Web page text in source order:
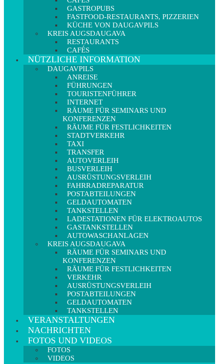
GASTROPUBS
FASTFOOD-RESTAURANTS, PIZZERIEN
KÜCHE VON DAUGAVPILS
KREIS AUGSDAUGAVA
RESTAURANTS
CAFÉS
NÜTZLICHE INFORMATION
DAUGAVPILS
ANREISE
FÜHRUNGEN
TOURISTENFÜHRER
INTERNET
RÄUME FÜR SEMINARS UND
KONFERENZEN
RÄUME FÜR FESTLICHKEITEN
STADTVERKEHR
TAXI
TRANSFER
AUTOVERLEIH
BUSVERLEIH
AUSRÜSTUNGSVERLEIH
FAHRRADREPARATUR
POSTABTEILUNGEN
GELDAUTOMATEN
TANKSTELLEN
LADESTATIONEN FÜR ELEKTROAUTOS
GASTANKSTELLEN
AUTOWASCHANLAGEN
KREIS AUGSDAUGAVA
RÄUME FÜR SEMINARS UND
KONFERENZEN
RÄUME FÜR FESTLICHKEITEN
VERKEHR
AUSRÜSTUNGSVERLEIH
POSTABTEILUNGEN
GELDAUTOMATEN
TANKSTELLEN
VERANSTALTUNGEN
NACHRICHTEN
FOTOS UND VIDEOS
FOTOS
VIDEOS